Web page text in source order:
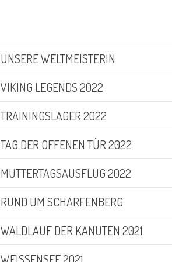
UNSERE WELTMEISTERIN
VIKING LEGENDS 2022
TRAININGSLAGER 2022
TAG DER OFFENEN TÜR 2022
MUTTERTAGSAUSFLUG 2022
RUND UM SCHARFENBERG
WALDLAUF DER KANUTEN 2021
WEISSENSEE 2021